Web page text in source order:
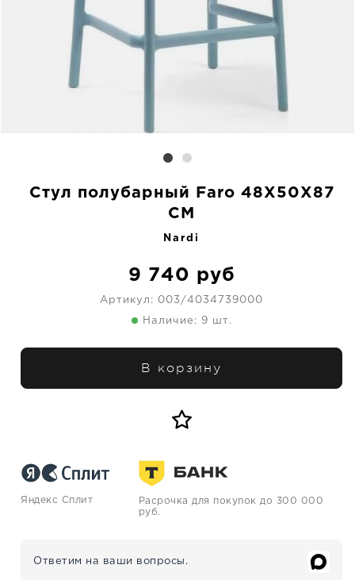
Стул полубарный Faro 48X50X87
CM
Nardi
9 740 руб
Артикул: 003/4034739000
Наличие: 9 шт.
В корзину
Яндекс Сплит
Расрочка для покупок до 300 000
руб.
Ответим на ваши вопросы.